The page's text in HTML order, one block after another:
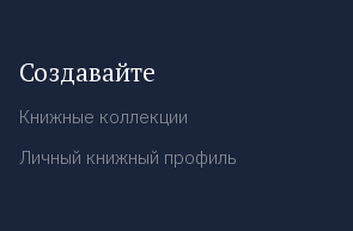
Создавайте
Книжные коллекции
Личный книжный профиль